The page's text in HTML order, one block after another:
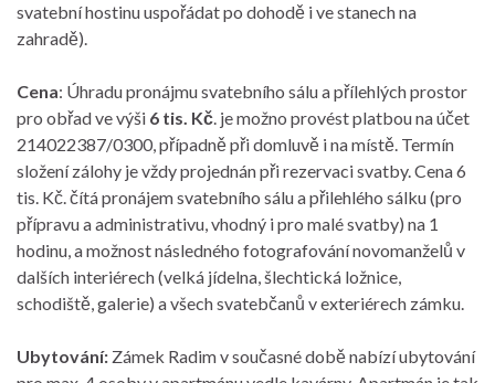
svatební hostinu uspořádat po dohodě i ve stanech na
zahradě).
Cena: Úhradu pronájmu svatebního sálu a přílehlých prostor
pro obřad ve výši 6 tis. Kč. je možno provést platbou na účet
214022387/0300, případně při domluvě i na místě. Termín
složení zálohy je vždy projednán při rezervaci svatby. Cena 6
tis. Kč. čítá pronájem svatebního sálu a přilehlého sálku (pro
přípravu a administrativu, vhodný i pro malé svatby) na 1
hodinu, a možnost následného fotografování novomanželů v
dalších interiérech (velká jídelna, šlechtická ložnice,
schodiště, galerie) a všech svatebčanů v exteriérech zámku.
Ubytování: Zámek Radim v současné době nabízí ubytování